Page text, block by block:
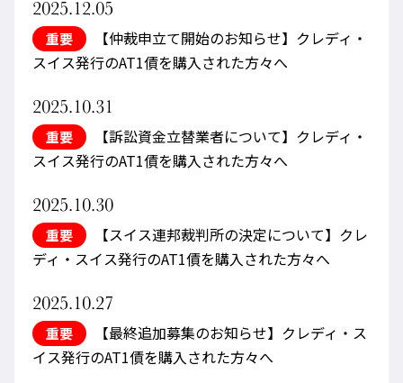
2025.12.05
重要
【仲裁申立て開始のお知らせ】クレディ・
スイス発行のAT1債を購入された方々へ
2025.10.31
重要
【訴訟資金立替業者について】クレディ・
スイス発行のAT1債を購入された方々へ
2025.10.30
重要
【スイス連邦裁判所の決定について】クレ
ディ・スイス発行のAT1債を購入された方々へ
2025.10.27
重要
【最終追加募集のお知らせ】クレディ・ス
イス発行のAT1債を購入された方々へ